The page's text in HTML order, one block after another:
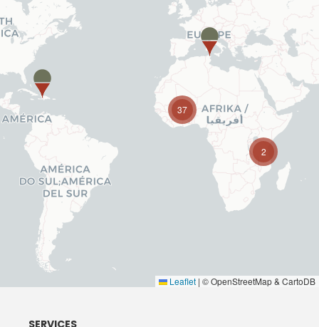
2
37
Leaflet | © OpenStreetMap & CartoDB
SERVICES